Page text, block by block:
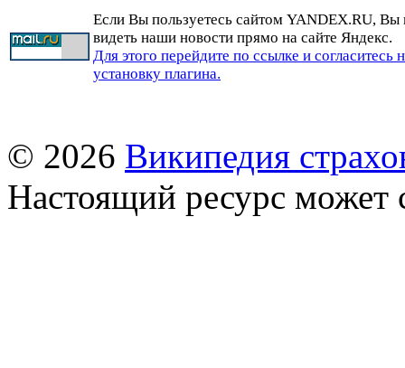
Если Вы пользуетесь сайтом YANDEX.RU, Вы
видеть наши новости прямо на сайте Яндекс.
Для этого перейдите по ссылке и согласитесь
установку плагина.
© 2026 Википедия
Настоящий ресурс может